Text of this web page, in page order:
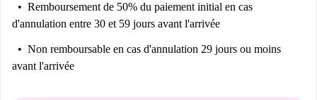
Remboursement de 50% du paiement initial en cas
d'annulation entre 30 et 59 jours avant l'arrivée
Non remboursable en cas d'annulation 29 jours ou moins
avant l'arrivée